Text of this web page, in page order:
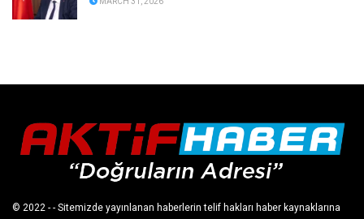
© 2022 - - Sitemizde yayınlanan haberlerin telif hakları haber kaynaklarına